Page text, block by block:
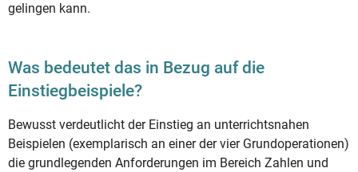
gelingen kann.
Was bedeutet das in Bezug auf die
Einstiegbeispiele?
Bewusst verdeutlicht der Einstieg an unterrichtsnahen
Beispielen (exemplarisch an einer der vier Grundoperationen)
die grundlegenden Anforderungen im Bereich Zahlen und